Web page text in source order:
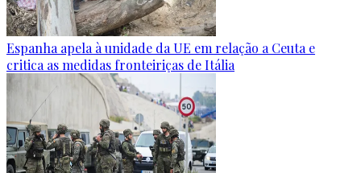
Espanha apela à unidade da UE em relação a Ceuta e
critica as medidas fronteiriças de Itália